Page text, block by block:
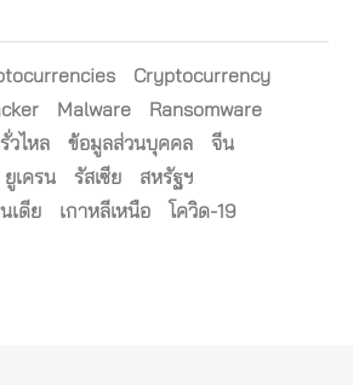
Cryptocurrency
Malware
Ransomware
วไหล ข้อมูลส่วนบุคคล
จีน
ยูเครน รัสเซีย
สหรัฐฯ
เดีย เกาหลีเหนือ โควิด-19